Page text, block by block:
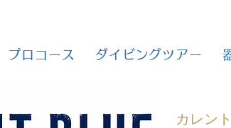
プロコース ダイビングツアー
カレン